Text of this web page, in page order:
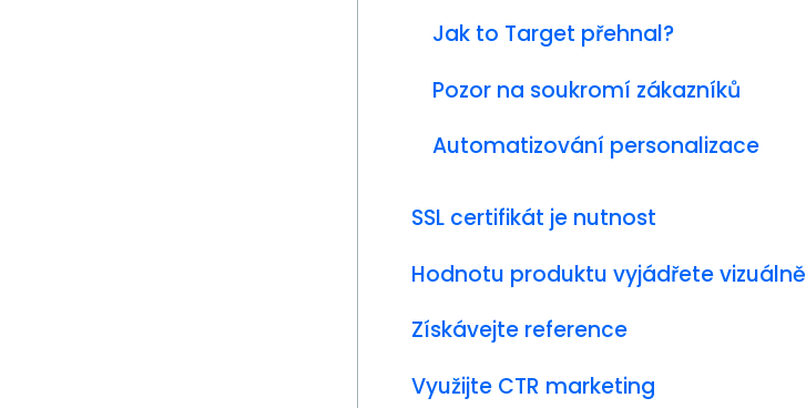
Jak to Target přehnal?
Pozor na soukromí zákazníků
Automatizování personalizace
SSL certifikát je nutnost
Hodnotu produktu vyjádřete vizuálně
Získávejte reference
Využijte CTR marketing